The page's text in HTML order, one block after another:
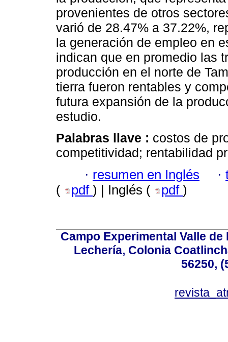
provenientes de otros
varió de 28.47% a 37.22%,
la generación de empleo en
indican que en promedio las
producción en el norte de
tierra fueron rentables y
futura expansión de la
estudio.
Palabras llave : costos de
competitividad; rentabilidad
· resumen en Inglés ·
(
pdf ) | Inglés ( pdf )
Campo Experimental Valle
Lechería, Colonia
56250,